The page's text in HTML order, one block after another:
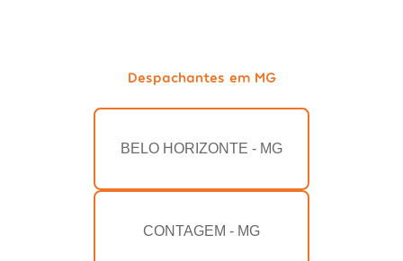
Despachantes em MG
BELO HORIZONTE - MG
CONTAGEM - MG